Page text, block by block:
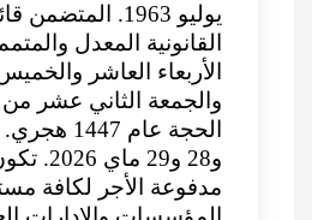
يوليو 1963.
القانونية المعدل
الأربعاء العاشر
والجمعة الثاني عشر
و28 و29
مدفوعة الأجر لكافة